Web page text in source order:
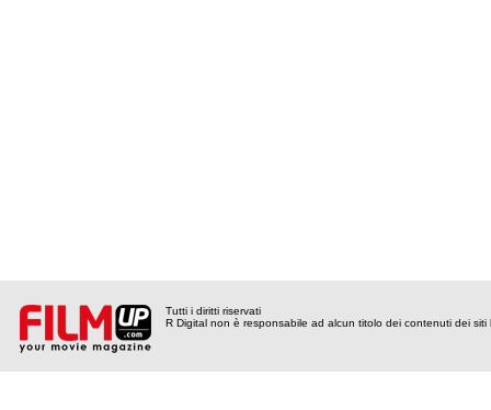
Tutti i diritti riservati
R Digital non è responsabile ad alcun titolo dei contenuti dei siti